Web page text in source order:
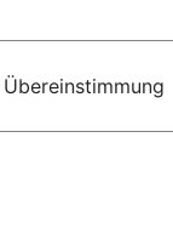
Übereinstimmung